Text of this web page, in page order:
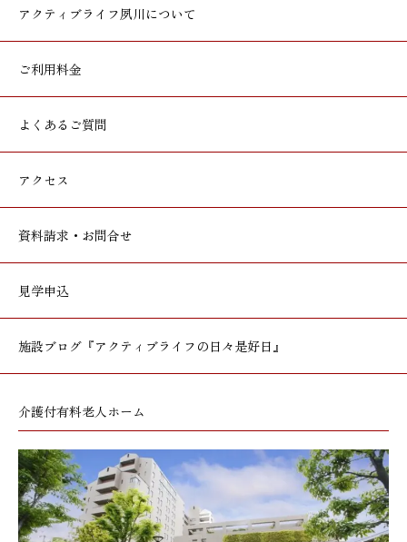
アクティブライフ夙川について
ご利用料金
よくあるご質問
アクセス
資料請求・お問合せ
見学申込
施設ブログ 『アクティブライフの日々是好日』
介護付有料老人ホーム